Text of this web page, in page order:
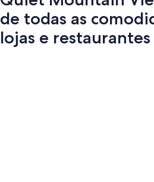
de todas as
lojas e restaurantes